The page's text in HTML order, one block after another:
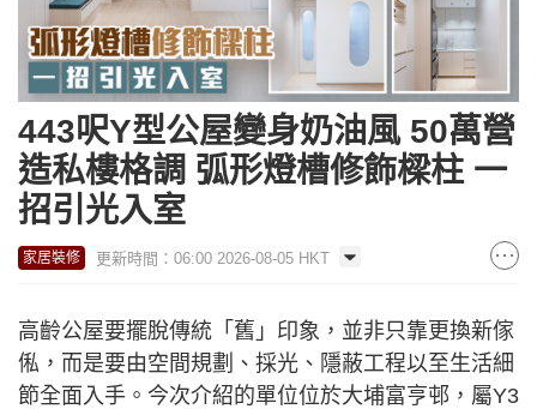
443呎Y型公屋變身奶油風 50萬營
造私樓格調 弧形燈槽修飾樑柱 一
招引光入室
家居裝修 更新時間：06:00 2026-08-05 HKT
高齡公屋要擺脫傳統「舊」印象，並非只靠更換新傢
俬，而是要由空間規劃、採光、隱蔽工程以至生活細
節全面入手。今次介紹的單位位於大埔富亨邨，屬Y3